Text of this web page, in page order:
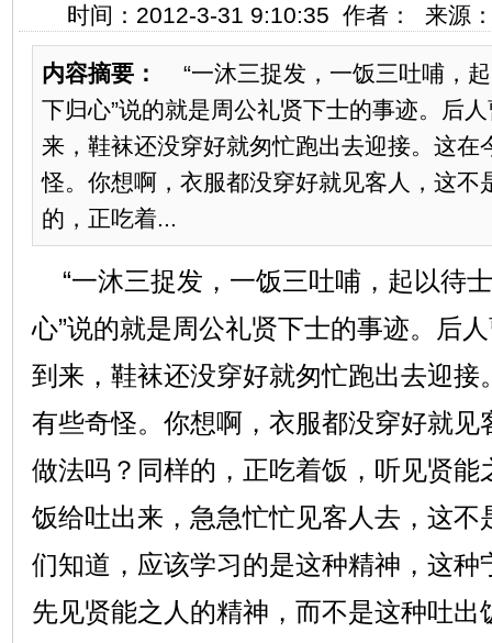
时间：2012-3-31 9:10:35 作者： 来源
内容摘要：
“一沐三捉发，一饭三吐哺，起
下归心”说的就是周公礼贤下士的事迹。后
来，鞋袜还没穿好就匆忙跑出去迎接。这在
怪。你想啊，衣服都没穿好就见客人，这不
的，正吃着...
“一沐三捉发，一饭三吐哺，起以待
心”说的就是周公礼贤下士的事迹。后
到来，鞋袜还没穿好就匆忙跑出去迎接
有些奇怪。你想啊，衣服都没穿好就见
做法吗？同样的，正吃着饭，听见贤能
饭给吐出来，急急忙忙见客人去，这不
们知道，应该学习的是这种精神，这种
先见贤能之人的精神，而不是这种吐出